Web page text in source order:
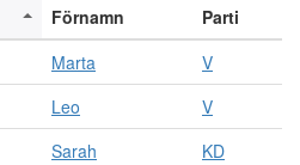
Förnamn
Parti
Marta
V
Leo
V
Sarah
KD